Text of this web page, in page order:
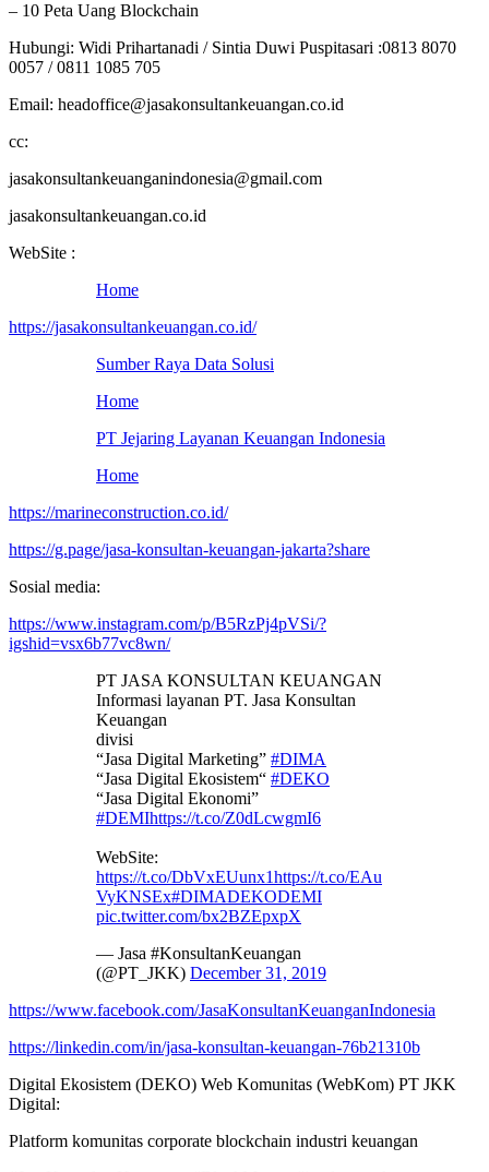
– 10 Peta Uang Blockchain
Hubungi: Widi Prihartanadi / Sintia Duwi Puspitasari :0813 8070
0057 / 0811 1085 705
Email: headoffice@jasakonsultankeuangan.co.id
cc:
jasakonsultankeuanganindonesia@gmail.com
jasakonsultankeuangan.co.id
WebSite :
Home
https://jasakonsultankeuangan.co.id/
Sumber Raya Data Solusi
Home
PT Jejaring Layanan Keuangan Indonesia
Home
https://marineconstruction.co.id/
https://g.page/jasa-konsultan-keuangan-jakarta?share
Sosial media:
https://www.instagram.com/p/B5RzPj4pVSi/?
igshid=vsx6b77vc8wn/
PT JASA KONSULTAN KEUANGAN
Informasi layanan PT. Jasa Konsultan
Keuangan
divisi
“Jasa Digital Marketing” #DIMA
“Jasa Digital Ekosistem“ #DEKO
“Jasa Digital Ekonomi”
#DEMIhttps://t.co/Z0dLcwgmI6
WebSite:
https://t.co/DbVxEUunx1https://t.co/EAu
VyKNSEx#DIMADEKODEMI
pic.twitter.com/bx2BZEpxpX
— Jasa #KonsultanKeuangan
(@PT_JKK) December 31, 2019
https://www.facebook.com/JasaKonsultanKeuanganIndonesia
https://linkedin.com/in/jasa-konsultan-keuangan-76b21310b
Digital Ekosistem (DEKO) Web Komunitas (WebKom) PT JKK
Digital:
Platform komunitas corporate blockchain industri keuangan